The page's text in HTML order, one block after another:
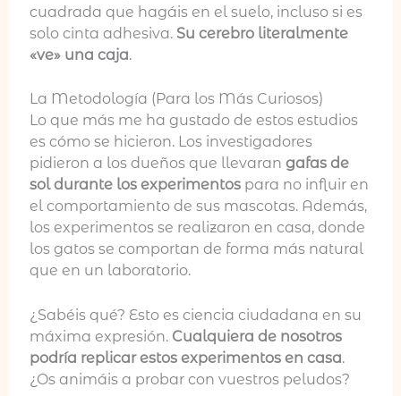
cuadrada que hagáis en el suelo, incluso si es
solo cinta adhesiva. Su cerebro literalmente
«ve» una caja.
La Metodología (Para los Más Curiosos)
Lo que más me ha gustado de estos estudios
es cómo se hicieron. Los investigadores
pidieron a los dueños que llevaran gafas de
sol durante los experimentospara no influir en
el comportamiento de sus mascotas. Además,
los experimentos se realizaron en casa, donde
los gatos se comportan de forma más natural
que en un laboratorio.
¿Sabéis qué? Esto es ciencia ciudadana en su
máxima expresión. Cualquiera de nosotros
podría replicar estos experimentos en casa.
¿Os animáis a probar con vuestros peludos?